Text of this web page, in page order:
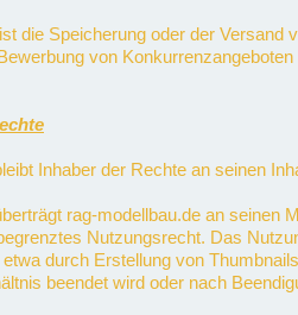
die Speicherung oder der
von
Inhaber der Rechte an seinen
rag-modellbau.de an seinen
Nutzungsrecht. Das
durch Erstellung von
beendet wird oder nach